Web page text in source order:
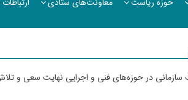
در حوزه‌های فنی و اجرایی نهایت سعی و تلاش